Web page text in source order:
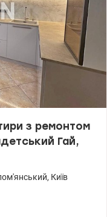
з ремонтом
Гай,
, Київ